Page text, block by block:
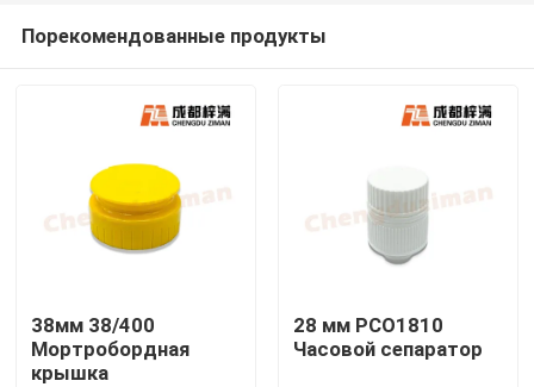
Продукты
Порекомендованные продукты
38мм 38/400
Мортробордная
крышка
28 мм PCO1810
Часовой сепаратор